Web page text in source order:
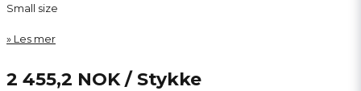
Small size
Les mer
2 455,2 NOK / Stykke